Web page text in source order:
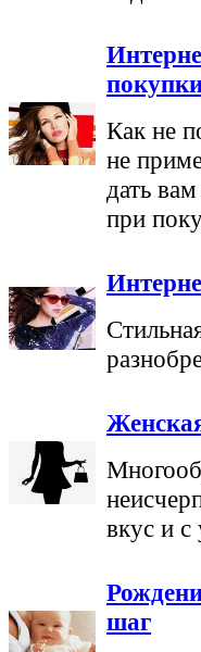
Как не
не
дать
при
вкус и
шаг